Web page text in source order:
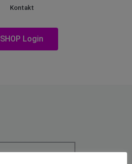
Kontakt
SHOP Login